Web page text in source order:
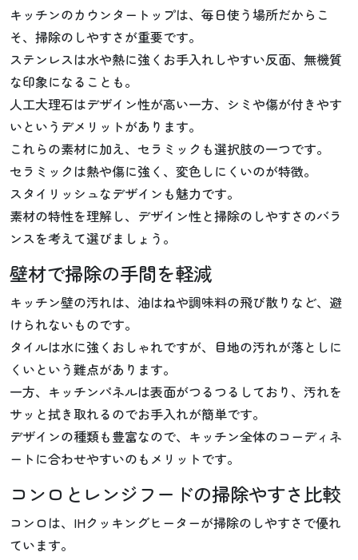
キッチンのカウンタートップは、毎日使う場所だからこ
そ、掃除のしやすさが重要です。
ステンレスは水や熱に強くお手入れしやすい反面、無機質
な印象になることも。
人工大理石はデザイン性が高い一方、シミや傷が付きやす
いというデメリットがあります。
これらの素材に加え、セラミックも選択肢の一つです。
セラミックは熱や傷に強く、変色しにくいのが特徴。
スタイリッシュなデザインも魅力です。
素材の特性を理解し、デザイン性と掃除のしやすさのバラ
ンスを考えて選びましょう。
壁材で掃除の手間を軽減
キッチン壁の汚れは、油はねや調味料の飛び散りなど、避
けられないものです。
タイルは水に強くおしゃれですが、目地の汚れが落としに
くいという難点があります。
一方、キッチンパネルは表面がつるつるしており、汚れを
サッと拭き取れるのでお手入れが簡単です。
デザインの種類も豊富なので、キッチン全体のコーディネ
ートに合わせやすいのもメリットです。
コンロとレンジフードの掃除やすさ比較
コンロは、IHクッキングヒーターが掃除のしやすさで優れ
ています。